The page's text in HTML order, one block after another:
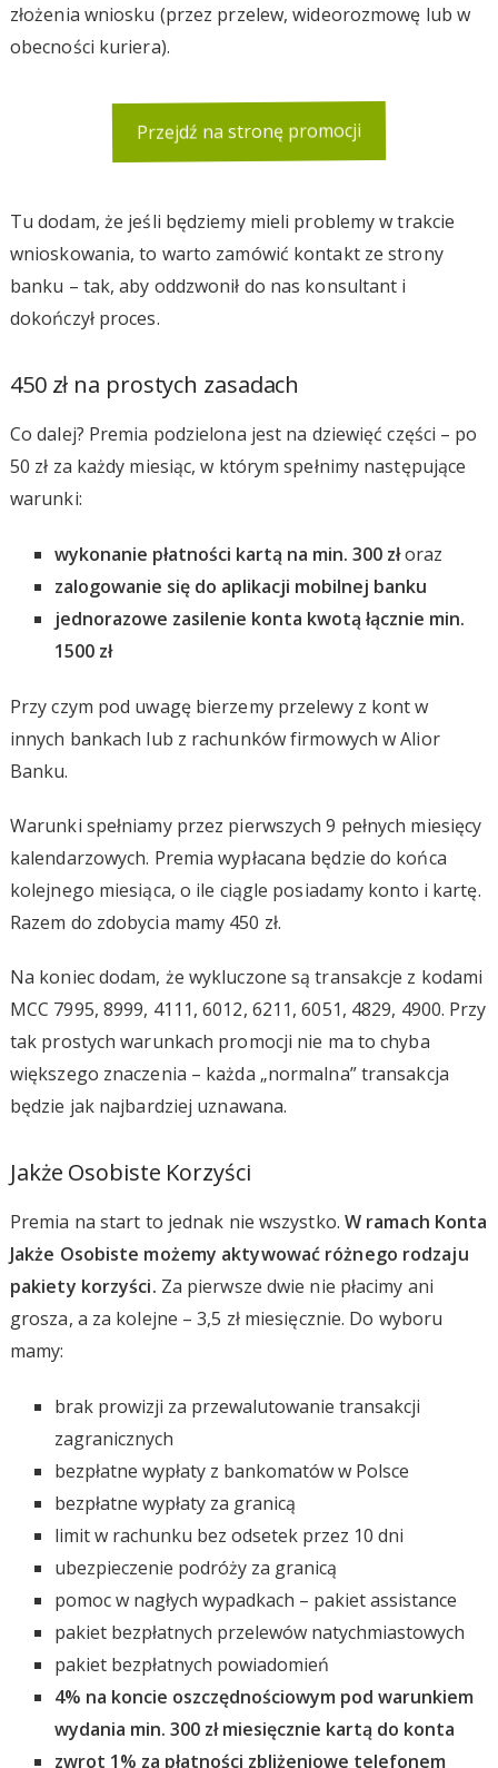
złożenia wniosku (przez przelew, wideorozmowę lub w
obecności kuriera).
Przejdź na stronę promocji
Tu dodam, że jeśli będziemy mieli problemy w trakcie
wnioskowania, to warto zamówić kontakt ze strony
banku – tak, aby oddzwonił do nas konsultant i
dokończył proces.
450 zł na prostych zasadach
Co dalej? Premia podzielona jest na dziewięć części – po
50 zł za każdy miesiąc, w którym spełnimy następujące
warunki:
wykonanie płatności kartą na min. 300 złoraz
zalogowanie się do aplikacji mobilnej banku
jednorazowe zasilenie konta kwotą łącznie min.
1500 zł
Przy czym pod uwagę bierzemy przelewy z kont w
innych bankach lub z rachunków firmowych w Alior
Banku.
Warunki spełniamy przez pierwszych 9 pełnych miesięcy
kalendarzowych. Premia wypłacana będzie do końca
kolejnego miesiąca, o ile ciągle posiadamy konto i kartę.
Razem do zdobycia mamy 450 zł.
Na koniec dodam, że wykluczone są transakcje z kodami
MCC 7995, 8999, 4111, 6012, 6211, 6051, 4829, 4900. Przy
tak prostych warunkach promocji nie ma to chyba
większego znaczenia – każda „normalna” transakcja
będzie jak najbardziej uznawana.
Jakże Osobiste Korzyści
Premia na start to jednak nie wszystko. W ramach Konta
Jakże Osobiste możemy aktywować różnego rodzaju
pakiety korzyści. Za pierwsze dwie nie płacimy ani
grosza, a za kolejne – 3,5 zł miesięcznie. Do wyboru
mamy:
brak prowizji za przewalutowanie transakcji
zagranicznych
bezpłatne wypłaty z bankomatów w Polsce
bezpłatne wypłaty za granicą
limit w rachunku bez odsetek przez 10 dni
ubezpieczenie podróży za granicą
pomoc w nagłych wypadkach – pakiet assistance
pakiet bezpłatnych przelewów natychmiastowych
pakiet bezpłatnych powiadomień
4% na koncie oszczędnościowym pod warunkiem
wydania min. 300 zł miesięcznie kartą do konta
zwrot 1% za płatności zbliżeniowe telefonem